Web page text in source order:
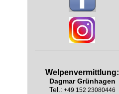
Welpenvermittlung:
Dagmar Grünhagen
Tel.: +49 152 23080446